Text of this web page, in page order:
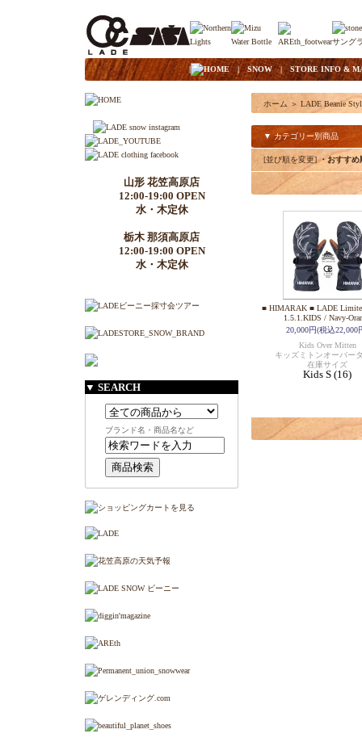
| HOME|SNOW| STORE INFO &
山形 花笠高原店
12:00-19:00 OPEN
水・木定休
栃木 那須高原店
12:00-19:00 OPEN
水・木定休
▼ SEARCH
ブランド名・商品名など
ホーム ＞ LADE Beanie
▼ カテゴリー別商品
[並び順を変更]・おすすめ
■ HIMARAK ■ LADE
1.5.1.KIDS / Navy-
20,000円(税込22,000
Kids Over Mitten
キッズミトンオーバー
在庫サイズ
Kids S (16)